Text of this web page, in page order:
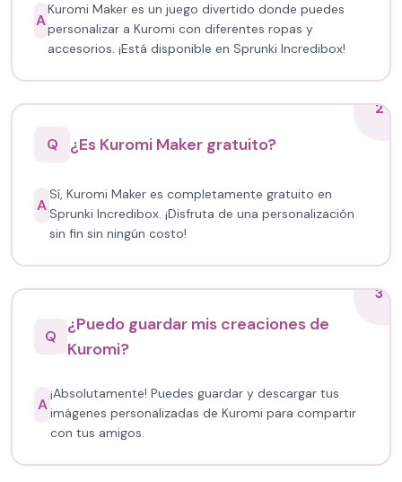
A
Kuromi Maker es un juego divertido donde puedes
personalizar a Kuromi con diferentes ropas y
accesorios. ¡Está disponible en Sprunki Incredibox!
2
Q
¿Es Kuromi Maker gratuito?
A
Sí, Kuromi Maker es completamente gratuito en
Sprunki Incredibox. ¡Disfruta de una personalización
sin fin sin ningún costo!
3
Q
¿Puedo guardar mis creaciones de
Kuromi?
A
¡Absolutamente! Puedes guardar y descargar tus
imágenes personalizadas de Kuromi para compartir
con tus amigos.